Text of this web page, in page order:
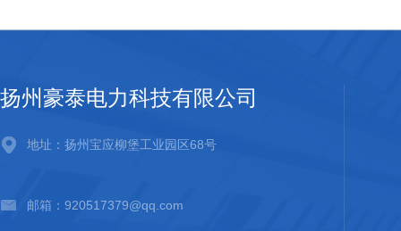
扬州豪泰电力科技有限公司
地址：扬州宝应柳堡工业园区68号
邮箱：920517379@qq.com